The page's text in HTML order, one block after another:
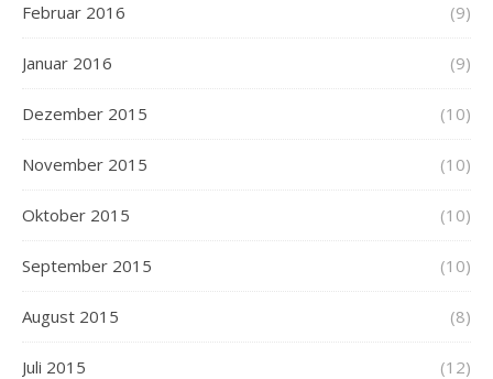
Februar 2016 (9)
Januar 2016 (9)
Dezember 2015 (10)
November 2015 (10)
Oktober 2015 (10)
September 2015 (10)
August 2015 (8)
Juli 2015 (12)